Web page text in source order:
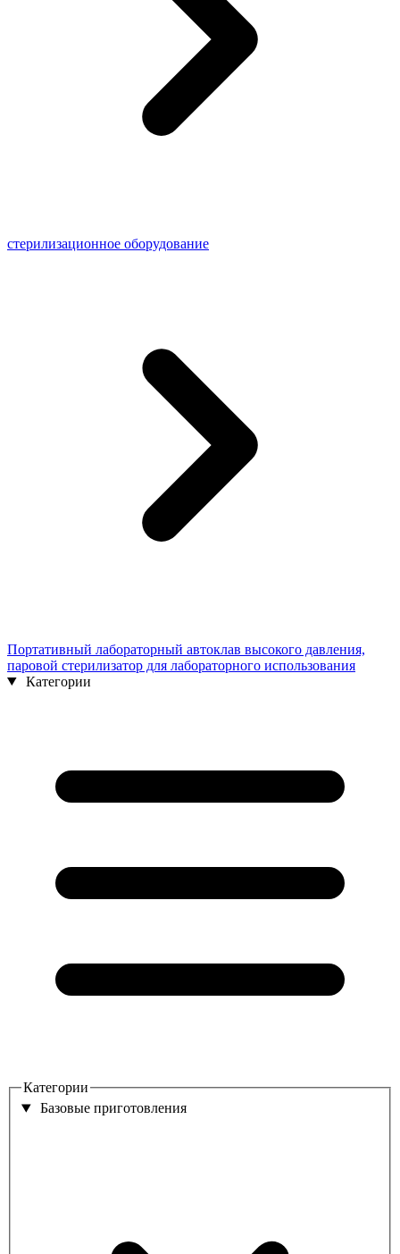
стерилизационное оборудование
Портативный лабораторный автоклав высокого давления,
паровой стерилизатор для лабораторного использования
Категории
Категории
Базовые приготовления